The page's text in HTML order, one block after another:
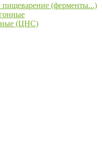
(ферменты...)
(ЦНС)